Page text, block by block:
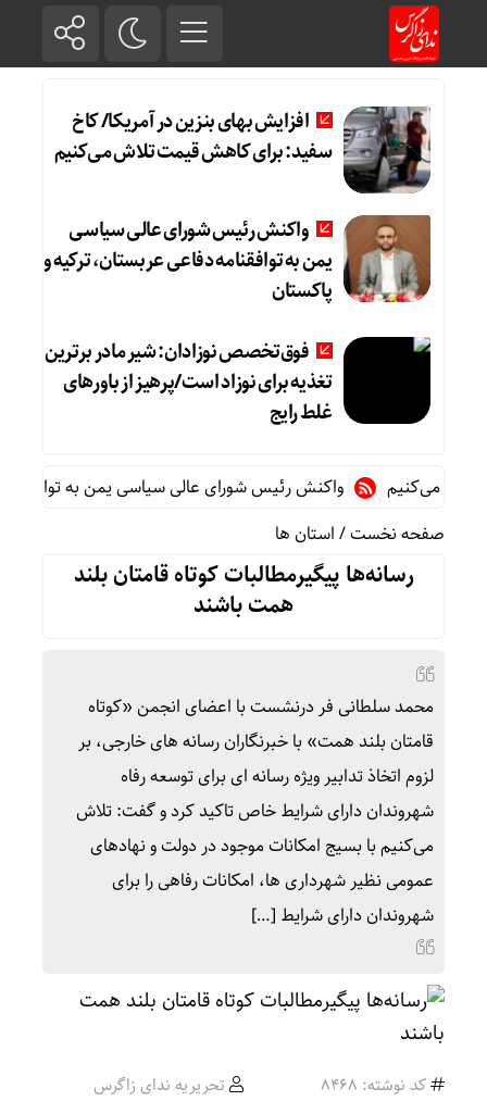
افزایش بهای بنزین در آمریکا/ کاخ
سفید: برای کاهش قیمت تلاش می‌کنیم
واکنش رئیس شورای عالی سیاسی
یمن به توافقنامه دفاعی عربستان، ترکیه و
پاکستان
فوق‌تخصص نوزادان: شیر مادر برترین
تغذیه برای نوزاد است/پرهیز از باورهای
غلط رایج
می‌کنیم
واکنش رئیس شورای عالی سیاسی یمن به توافقنامه
صفحه نخست/استان ها
رسانه‌ها پیگیرمطالبات کوتاه قامتان بلند
همت باشند
محمد سلطانی فر درنشست با اعضای انجمن «کوتاه
قامتان بلند همت» با خبرنگاران رسانه های خارجی، بر
لزوم اتخاذ تدابیر ویژه رسانه ای برای توسعه رفاه
شهروندان دارای شرایط خاص تاکید کرد و گفت: تلاش
می‌کنیم با بسیج امکانات موجود در دولت و نهادهای
عمومی نظیر شهرداری ها، امکانات رفاهی را برای
شهروندان دارای شرایط […]
کد نوشته: 8468
تحریریه ندای زاگرس